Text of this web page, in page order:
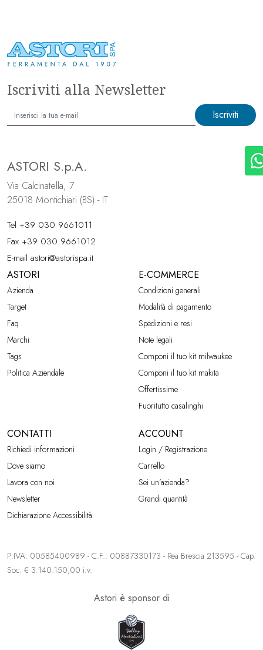
Iscriviti alla Newsletter
Iscriviti
ASTORI S.p.A.
Via Calcinatella, 7
25018 Montichiari (BS) - IT
Tel +39 030 9661011
Fax +39 030 9661012
E-mail astori@astorispa.it
ASTORI
Azienda
Target
Faq
Marchi
Tags
Politica Aziendale
E-COMMERCE
Condizioni generali
Modalità di pagamento
Spedizioni e resi
Note legali
Componi il tuo kit milwaukee
Componi il tuo kit makita
Offertissime
Fuoritutto casalinghi
CONTATTI
Richiedi informazioni
Dove siamo
Lavora con noi
Newsletter
Dichiarazione Accessibilità
ACCOUNT
Login / Registrazione
Carrello
Sei un’azienda?
Grandi quantità
P.IVA: 00585400989 - C.F.: 00887330173 - Rea Brescia 213595 - Cap.
Soc. € 3.140.150,00 i.v.
Astori è sponsor di